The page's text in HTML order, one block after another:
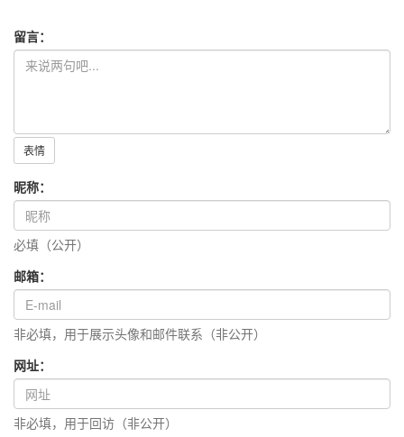
留言：
表情
昵称：
必填（公开）
邮箱：
非必填，用于展示头像和邮件联系（非公开）
网址：
非必填，用于回访（非公开）